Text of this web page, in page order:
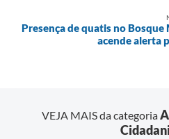
Presença de quatis no
acende alerta
VEJA MAIS da categoria